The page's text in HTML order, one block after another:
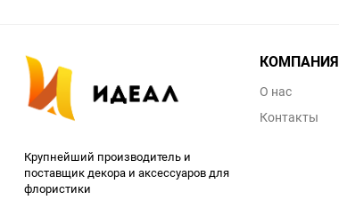
Крупнейший производитель и
поставщик декора и аксессуаров для
флористики
КОМПАНИЯ
О нас
Контакты